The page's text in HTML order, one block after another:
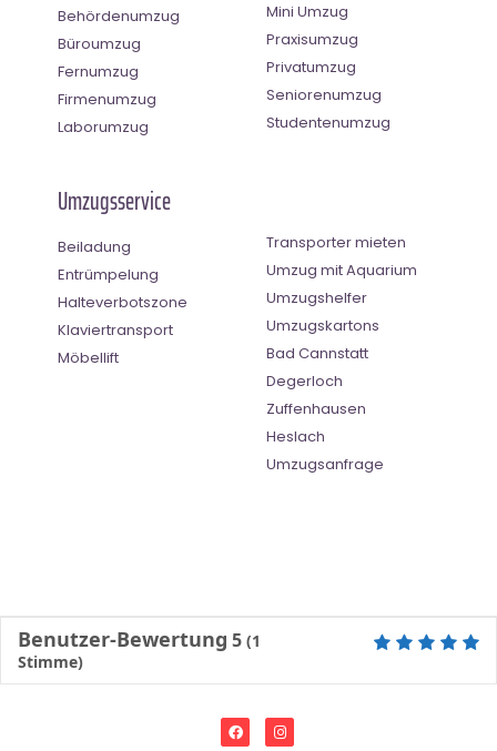
Behördenumzug
Büroumzug
Fernumzug
Firmenumzug
Laborumzug
Mini Umzug
Praxisumzug
Privatumzug
Seniorenumzug
Studentenumzug
Umzugsservice
Beiladung
Entrümpelung
Halteverbotszone
Klaviertransport
Möbellift
Transporter mieten
Umzug mit Aquarium
Umzugshelfer
Umzugskartons
Bad Cannstatt
Degerloch
Zuffenhausen
Heslach
Umzugsanfrage
Benutzer-Bewertung 5 (1
Stimme)